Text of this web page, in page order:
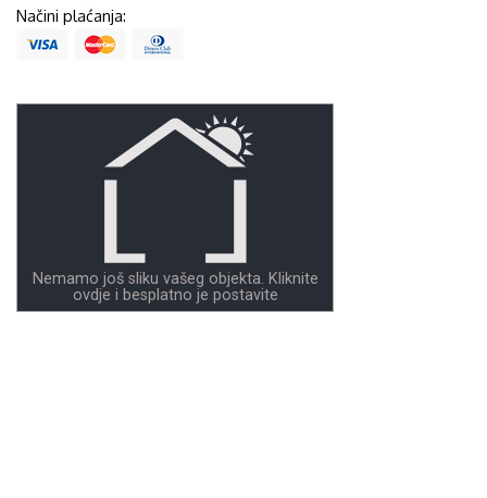
Načini plaćanja:
Nemamo još sliku vašeg objekta. Kliknite
ovdje i besplatno je postavite